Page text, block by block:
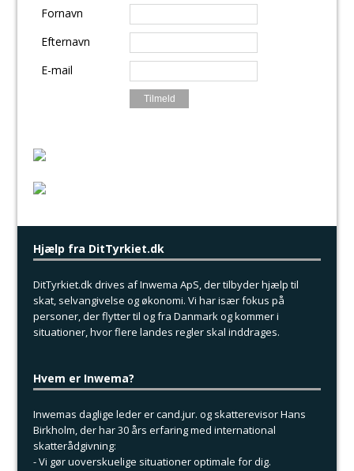
Fornavn
Efternavn
E-mail
Hjælp fra DitTyrkiet.dk
DitTyrkiet.dk drives af Inwema ApS, der tilbyder hjælp til
skat, selvangivelse og økonomi. Vi har især fokus på
personer, der flytter til og fra Danmark og kommer i
situationer, hvor flere landes regler skal inddrages.
Hvem er Inwema?
Inwemas daglige leder er cand.jur. og skatterevisor Hans
Birkholm, der har 30 års erfaring med international
skatterådgivning:
- Vi gør uoverskuelige situationer optimale for dig.